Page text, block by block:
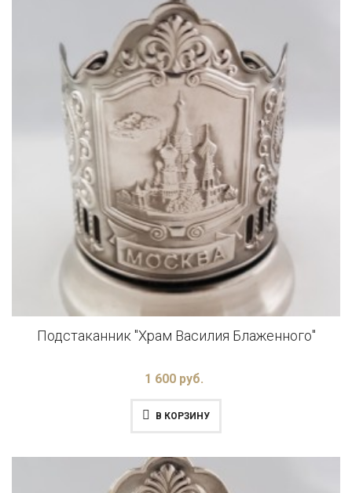
Подстаканник "Храм Василия Блаженного"
1 600 руб.
В КОРЗИНУ